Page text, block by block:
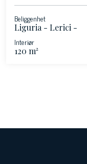
Beliggenhet
Liguria - Lerici -
Poetenes golf
Interiør
120 m²